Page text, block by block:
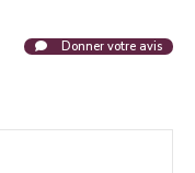
Donner votre avis